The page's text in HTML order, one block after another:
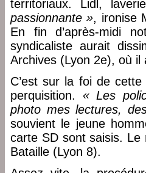
territoriaux. Lidl,
passionnante », ironise
En fin d’après-midi
syndicaliste aurait
Archives (Lyon 2e), où
C’est sur la foi de cette
perquisition. « Les
photo mes lectures,
souvient le jeune
carte SD sont saisis. Le
Bataille (Lyon 8).